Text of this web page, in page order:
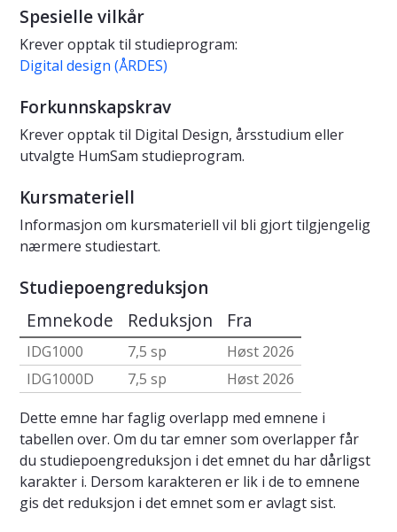
Spesielle vilkår
Krever opptak til studieprogram:
Digital design (ÅRDES)
Forkunnskapskrav
Krever opptak til Digital Design, årsstudium eller
utvalgte HumSam studieprogram.
Kursmateriell
Informasjon om kursmateriell vil bli gjort tilgjengelig
nærmere studiestart.
Studiepoengreduksjon
Emnekode Reduksjon Fra
IDG1000 7,5 sp
Høst 2026
IDG1000D
7,5 sp
Høst 2026
Dette emne har faglig overlapp med emnene i
tabellen over. Om du tar emner som overlapper får
du studiepoengreduksjon i det emnet du har dårligst
karakter i. Dersom karakteren er lik i de to emnene
gis det reduksjon i det emnet som er avlagt sist.